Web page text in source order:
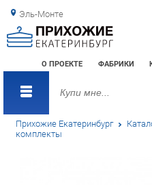
Эль-Монте
О ПРОЕКТЕ ФАБРИКИ
Прихожие Екатеринбург Каталог
комплекты